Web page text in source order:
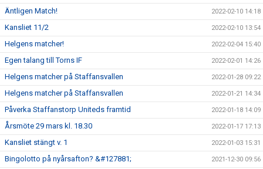
Äntligen Match! 2022-02-10 14:18
Kansliet 11/2 2022-02-10 13:54
Helgens matcher! 2022-02-04 15:40
Egen talang till Torns IF 2022-02-01 14:26
Helgens matcher på Staffansvallen 2022-01-28 09:22
Helgens matcher på Staffansvallen 2022-01-21 14:34
Påverka Staffanstorp Uniteds framtid 2022-01-18 14:09
Årsmöte 29 mars kl. 18.30 2022-01-17 17:13
Kansliet stängt v. 1 2022-01-03 15:31
Bingolotto på nyårsafton? &#127881; 2021-12-30 09:56